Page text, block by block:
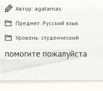
Автор: agatamas
Предмет: Русский язык
Уровень: студенческий
помогите пожалуйста ​